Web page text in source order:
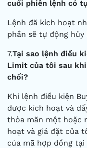
cuối phiên lệnh có
Lệnh đã kích hoạt
phần sẽ tự động
7.Tại sao lệnh điều
Limit của tôi sau
chối?
Khi lệnh điều kiện
được kích hoạt và
thỏa mãn một hoặc
hoạt và giá đặt của
của mã hợp đồng